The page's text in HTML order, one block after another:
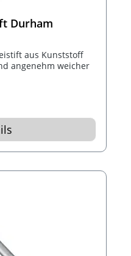
Durham
aus Kunststoff
angenehm weicher